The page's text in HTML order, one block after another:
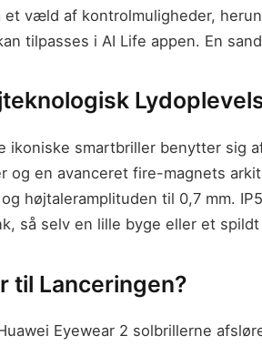
et væld af kontrolmuligheder,
tilpasses i AI Life appen. En
ikoniske smartbriller benytter sig
og en avanceret fire-magnets
og højtaleramplituden til 0,7 mm.
så selv en lille byge eller et
til Lanceringen?
Eyewear 2 solbrillerne